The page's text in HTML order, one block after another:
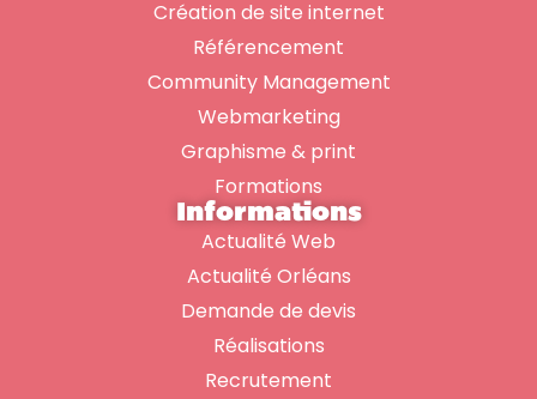
Création de site internet
Référencement
Community Management
Webmarketing
Graphisme & print
Formations
Informations
Actualité Web
Actualité Orléans
Demande de devis
Réalisations
Recrutement